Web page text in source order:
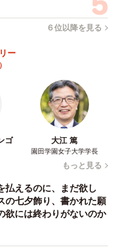
務所所属のアイドル
バーで、アイドル・俳
5月22日をもって、神
ジャニーズ事務所を
な言動の数々が特徴
多くのファンを引き
でに、ドラマ
2022年）』や、映画
恋愛頭脳戦〜（2019
務所所属のアイドル
６位以降を見る
ー
ゴ 大江 篤
園田学園女子大学学長
もっと見る
払えるのに、まだ欲し
の七夕飾り、書かれた願
には終わりがないのか